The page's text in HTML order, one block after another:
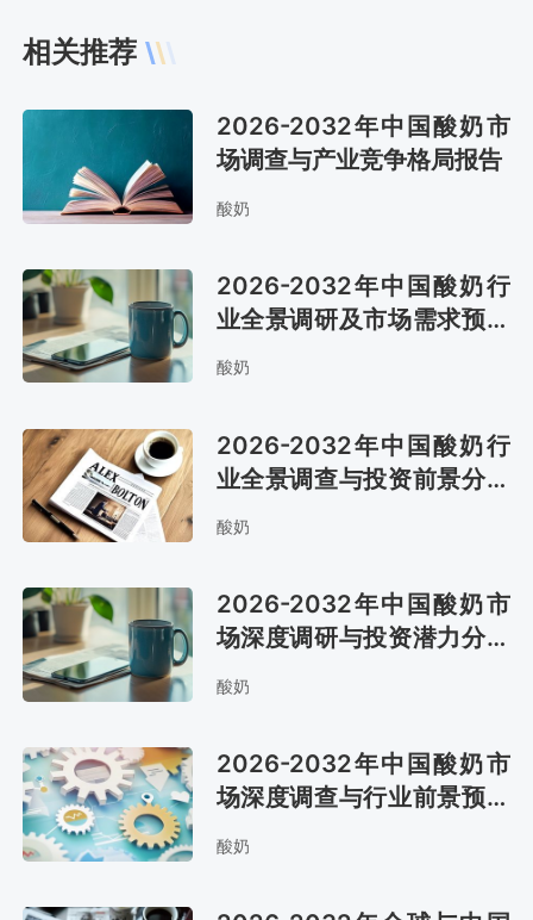
相关推荐
2026-2032年中国酸奶市
场调查与产业竞争格局报告
酸奶
2026-2032年中国酸奶行
业全景调研及市场需求预测
报告
酸奶
2026-2032年中国酸奶行
业全景调查与投资前景分析
报告
酸奶
2026-2032年中国酸奶市
场深度调研与投资潜力分析
报告
酸奶
2026-2032年中国酸奶市
场深度调查与行业前景预测
报告
酸奶